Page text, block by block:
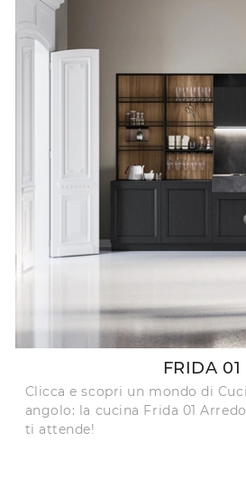
FRIDA 01
Clicca e scopri un mondo di
angolo: la cucina Frida 01
ti attende!